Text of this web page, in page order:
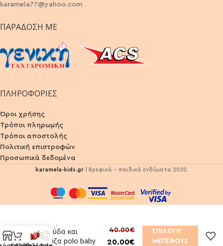
karamela77@yahoo.com
ΠΑΡΆΔΟΣΗ ΜΕ
ΠΛΗΡΟΦΟΡΙΕΣ
Όροι χρήσης
Τρόποι πληρωμής
Τρόποι αποστολής
Πολιτική επιστροφών
Προσωπικά δεδομένα
karamela-kids.gr | Βρεφικά - παιδικά ενδύματα 2020.
βερμούδα και
μπλούζα polo baby
40.00€
20.00€
ΕΠΙΛΟΓΉ
ΜΕΓΈΘΟΥΣ